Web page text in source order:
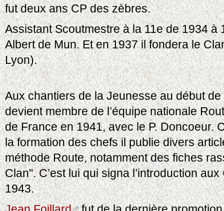
fut deux ans CP des zèbres.
Assistant Scoutmestre à la 11e de 1934 à
Albert de Mun. Et en 1937 il fondera le
Lyon).
Aux chantiers de la Jeunesse au début
devient membre de l’équipe nationale
de France en 1941, avec le P. Doncoeur.
la formation des chefs il publie divers
méthode Route, notamment des fiches
Clan". C’est lui qui signa l’introduction aux
1943.